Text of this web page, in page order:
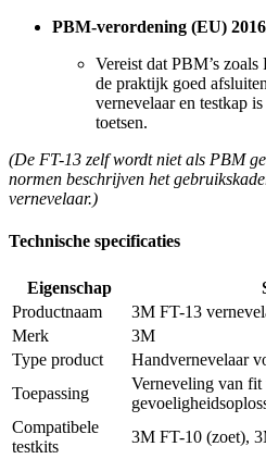
PBM-verordening (EU)
Vereist dat PBM’s zoals
de praktijk goed
vernevelaar en testkap
toetsen.
(De FT-13 zelf wordt niet als PBM
normen beschrijven het
vernevelaar.)
Technische specificaties
Eigenschap
Productnaam
3M FT-13
Merk
3M
Type product
Handvernevelaar
Toepassing
Verneveling van fit
Compatibele
testkits
3M FT-10 (zoet),